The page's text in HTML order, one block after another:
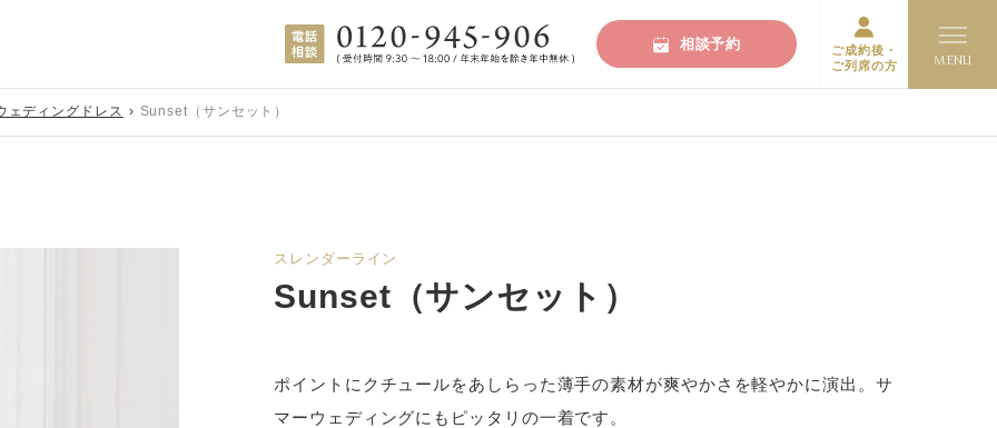
相談予約
ご成約後・
ご列席の方
ェディングドレス Sunset（サンセット）
スレンダーライン
Sunset（サンセット）
ポイントにクチュールをあしらった薄手の素材が爽やかさを軽やかに演出。サ
マーウェディングにもピッタリの一着です。